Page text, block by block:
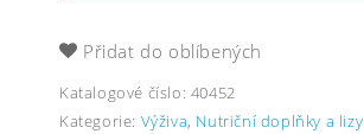
Přidat do oblíbených
Katalogové číslo: 40452
Kategorie: Výživa, Nutriční doplňky a lizy